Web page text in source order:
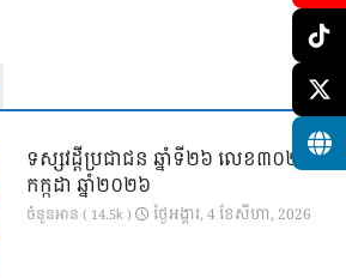
ទស្សវដ្តីប្រជាជន ឆ្នាំទី២៦ លេខ៣០២ ខែ
កក្កដា ឆ្នាំ២០២៦
ចំនួនអាន ( 14.5k ) ថ្ងៃ​អង្គារ, 4 ខែ​សីហា, 2026